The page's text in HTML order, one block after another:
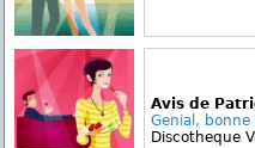
Avis de
Genial,
Discotheque